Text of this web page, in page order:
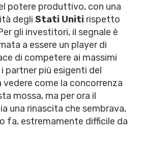
potere produttivo, con una
degli Stati Uniti rispetto
gli investitori, il segnale è
a essere un player di
di competere ai massimi
partner più esigenti del
vedere come la concorrenza
mossa, ma per ora il
una rinascita che sembrava,
fa, estremamente difficile da